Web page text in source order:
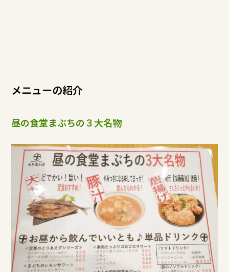
メニューの紹介
昼の食堂まぶちの３大名物